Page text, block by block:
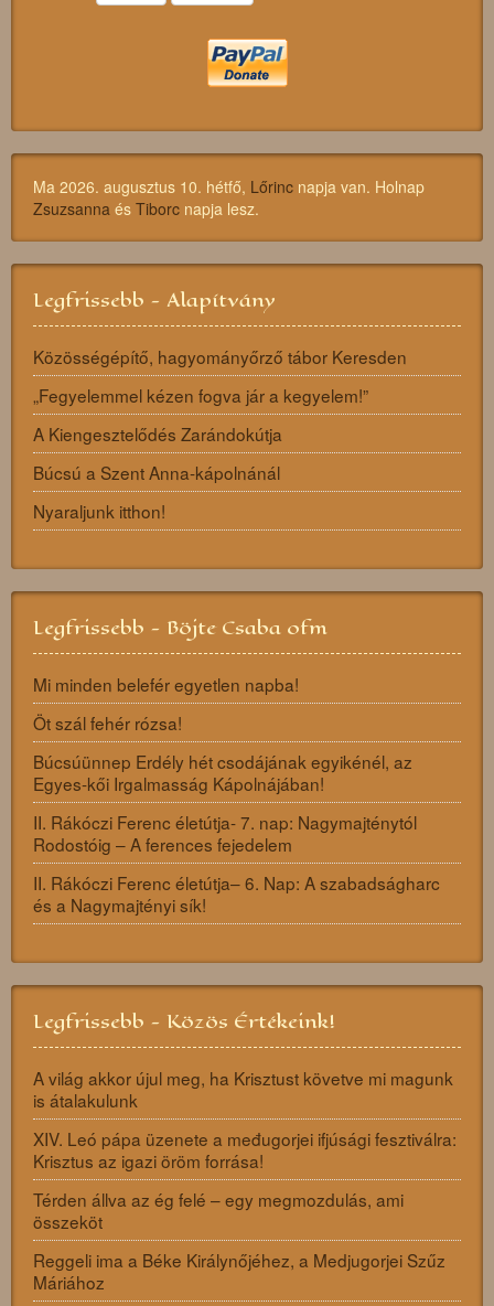
Ma 2026. augusztus 10. hétfő, Lőrinc napja van. Holnap
Zsuzsanna és Tiborc napja lesz.
Legfrissebb - Alapítvány
Közösségépítő, hagyományőrző tábor Keresden
„Fegyelemmel kézen fogva jár a kegyelem!”
A Kiengesztelődés Zarándokútja
Búcsú a Szent Anna-kápolnánál
Nyaraljunk itthon!
Legfrissebb - Böjte Csaba ofm
Mi minden belefér egyetlen napba!
Öt szál fehér rózsa!
Búcsúünnep Erdély hét csodájának egyikénél, az
Egyes-kői Irgalmasság Kápolnájában!
II. Rákóczi Ferenc életútja- 7. nap: Nagymajténytól
Rodostóig – A ferences fejedelem
II. Rákóczi Ferenc életútja– 6. Nap: A szabadságharc
és a Nagymajtényi sík!
Legfrissebb - Közös Értékeink!
A világ akkor újul meg, ha Krisztust követve mi magunk
is átalakulunk
XIV. Leó pápa üzenete a međugorjei ifjúsági fesztiválra:
Krisztus az igazi öröm forrása!
Térden állva az ég felé – egy megmozdulás, ami
összeköt
Reggeli ima a Béke Királynőjéhez, a Medjugorjei Szűz
Máriához